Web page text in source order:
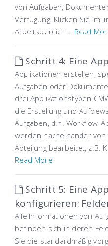
von Aufgaben,
Verfügung. Klicken Sie im
Arbeitsbereich... Read
Schritt 4: Eine
Applikationen erstellen,
Aufgaben oder
drei Applikationstypen
die Erstellung und
Aufgaben, d.h. Workflow-
werden nacheinander
Abteilung bearbeitet, z.B.
Read More
Schritt 5: Eine
konfigurieren:
Alle Informationen von
befinden sich in deren
Sie die standardmäßig